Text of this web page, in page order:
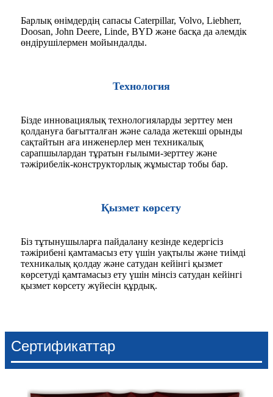
Барлық өнімдердің сапасы Caterpillar, Volvo, Liebherr,
Doosan, John Deere, Linde, BYD және басқа да әлемдік
өндірушілермен мойындалды.
Технология
Бізде инновациялық технологияларды зерттеу мен
қолдануға бағытталған және салада жетекші орынды
сақтайтын аға инженерлер мен техникалық
сарапшылардан тұратын ғылыми-зерттеу және
тәжірибелік-конструкторлық жұмыстар тобы бар.
Қызмет көрсету
Біз тұтынушыларға пайдалану кезінде кедергісіз
тәжірибені қамтамасыз ету үшін уақтылы және тиімді
техникалық қолдау және сатудан кейінгі қызмет
көрсетуді қамтамасыз ету үшін мінсіз сатудан кейінгі
қызмет көрсету жүйесін құрдық.
Сертификаттар